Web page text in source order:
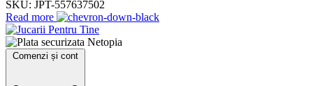
SKU: JPT-557637502
Read more
Comenzi și cont